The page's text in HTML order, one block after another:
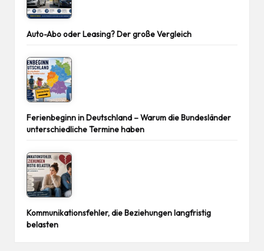
Auto-Abo oder Leasing? Der große Vergleich
Ferienbeginn in Deutschland – Warum die Bundesländer
unterschiedliche Termine haben
Kommunikationsfehler, die Beziehungen langfristig
belasten